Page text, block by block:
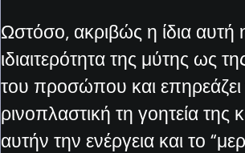
Ωστόσο, ακριβώς η ίδια αυτή
ιδιαιτερότητα της μύτης ως
του προσώπου και επηρεάζει
ρινοπλαστική τη γοητεία
αυτήν την ενέργεια και το